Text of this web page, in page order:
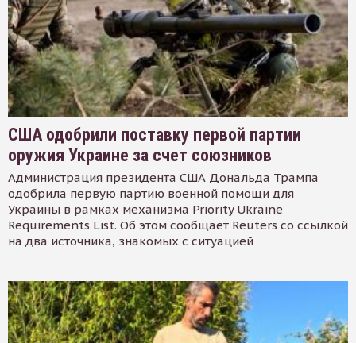
США одобрили поставку первой партии
оружия Украине за счет союзников
Администрация президента США Дональда Трампа
одобрила первую партию военной помощи для
Украины в рамках механизма Priority Ukraine
Requirements List. Об этом сообщает Reuters со ссылкой
на два источника, знакомых с ситуацией